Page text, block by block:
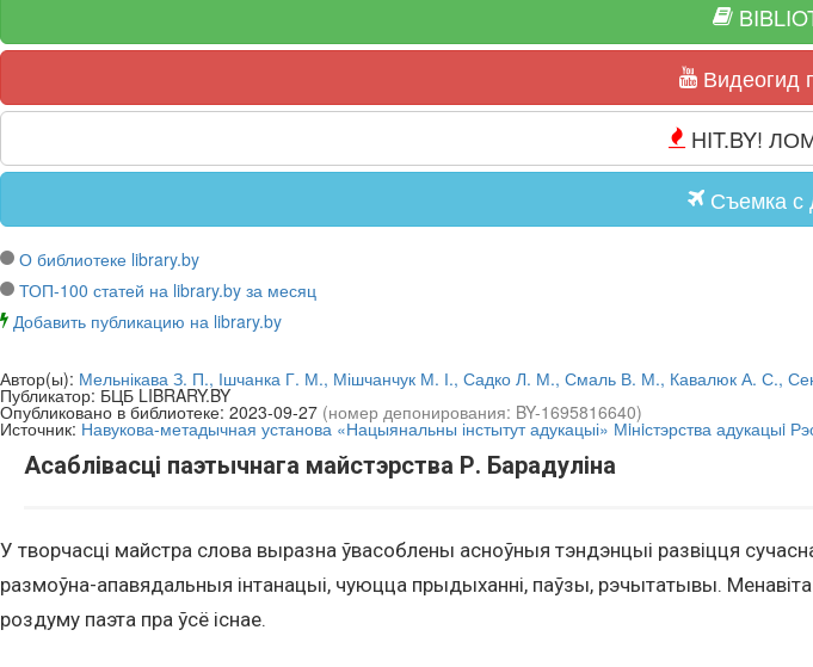
Видеогид
HIT.BY!
Съемка с
О библиотеке library.by
ТОП-100 статей на library.by за месяц
Добавить публикацию на library.by
Автор(ы): Мельнікава З. П., Ішчанка Г. М., Мішчанчук М. І., Садко Л. М., Смаль В. М., Кавалюк А. С.,
Публикатор: БЦБ LIBRARY.BY
Опубликовано в библиотеке: 2023-09-27 (номер депонирования: BY-1695816640)
Источник: Навукова-метадычная установа «Нацыянальны інстытут адукацыі» Мiнiстэрства адукацыi
Асаблівасці паэтычнага майстэрства Р. Барадуліна
У творчасці майстра слова выразна ўвасоблены асноўныя тэндэнцыі развіцця
размоўна-апавядальныя інтанацыі, чуюцца прыдыханні, паўзы, рэчытатывы.
роздуму паэта пра ўсё існае.